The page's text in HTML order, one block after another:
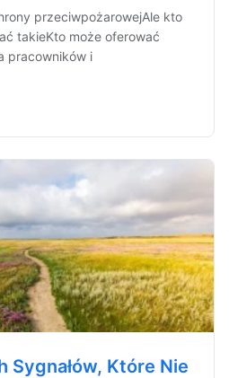
przeciwpożarowejAle kto
takieKto może oferować
pracowników i
Sygnałów, Które Nie